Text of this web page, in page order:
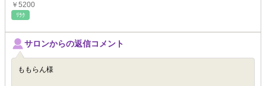
￥5200
ﾘﾗｸ
サロンからの返信コメント
ももらん様